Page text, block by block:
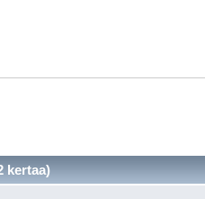
kertaa)